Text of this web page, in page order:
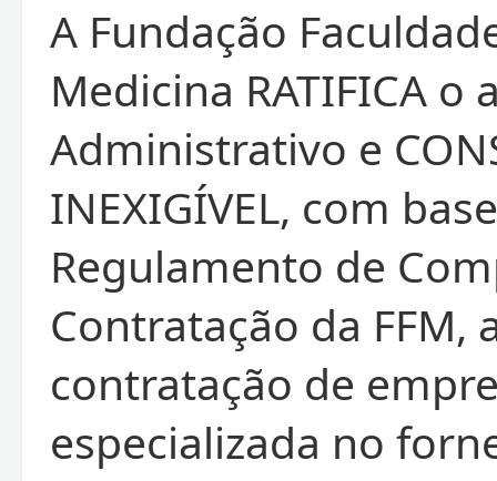
A Fundação
Medicina RATIFICA o
Administrativo e
INEXIGÍVEL, com
Regulamento de
Contratação da FFM,
contratação de
especializada no